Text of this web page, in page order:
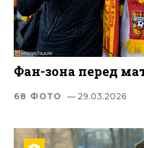
Фан-зона перед
68 ФОТО — 29.03.2026